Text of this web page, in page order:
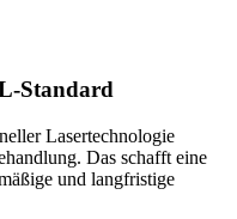
Standard
Lasertechnologie
Das schafft eine
und langfristige